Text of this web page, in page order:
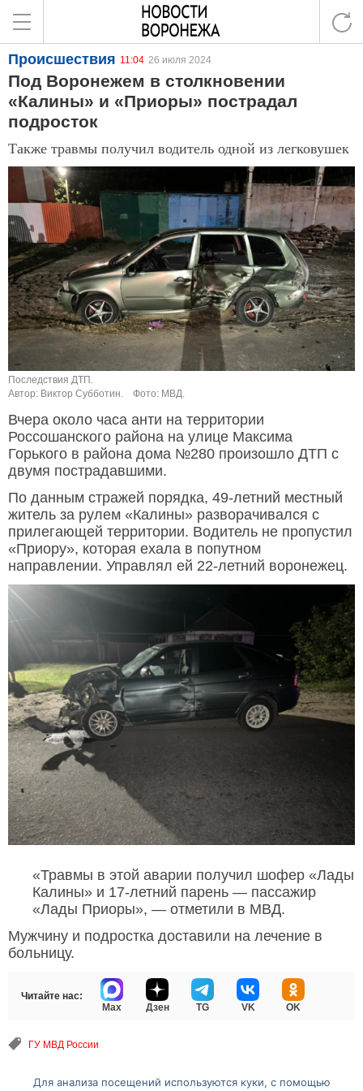
Происшествия 11:04 26 июля 2024
Под Воронежем в столкновении
«Калины» и «Приоры» пострадал
подросток
Также травмы получил водитель одной из легковушек
Последствия ДТП.
Автор: Виктор Субботин.
Фото: МВД.
Вчера около часа анти на территории
Россошанского района на улице Максима
Горького в района дома №280 произошло ДТП с
двумя пострадавшими.
По данным стражей порядка, 49-летний местный
житель за рулем «Калины» разворачивался с
прилегающей территории. Водитель не пропустил
«Приору», которая ехала в попутном
направлении. Управлял ей 22-летний воронежец.
«Травмы в этой аварии получил шофер «Лады
Калины» и 17-летний парень — пассажир
«Лады Приоры», — отметили в МВД.
Мужчину и подростка доставили на лечение в
больницу.
Читайте нас:
Max
Дзен TG VK OK
ГУ МВД России
Для анализа посещений используются куки, с помощью